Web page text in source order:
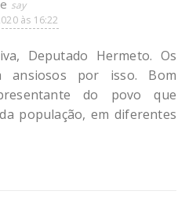
às 16:22
Deputado Hermeto. Os
ansiosos por isso. Bom
do povo que
população, em diferentes